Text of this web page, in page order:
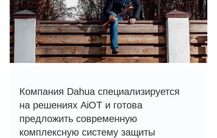
Компания Dahua специализируется
на решениях AiOT и готова
предложить современную
комплексную систему защиты